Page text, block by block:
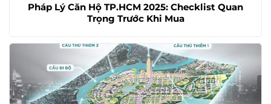
Pháp Lý Căn Hộ TP.HCM 2025: Checklist Quan
Trọng Trước Khi Mua